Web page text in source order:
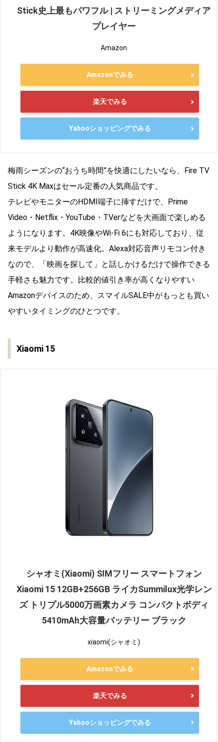
Stick史上最もパワフル | ストリーミングメディア
プレイヤー
Amazon
Amazonでみる
楽天でみる
Yahooショッピングでみる
梅雨シーズンの“おうち時間”を快適にしたいなら、Fire TV
Stick 4K Maxはセール定番の人気商品です。
テレビやモニターのHDMI端子に挿すだけで、Prime
Video・Netflix・YouTube・TVerなどを大画面で楽しめる
ようになります。4K映像やWi-Fi 6にも対応しており、従
来モデルより動作が高速化。Alexa対応音声リモコン付き
なので、「映画を探して」と話しかけるだけで操作できる
手軽さも魅力です。比較的値引き率が高くなりやすい
Amazonデバイスのため、スマイルSALE中がもっとも買い
やすいタイミングのひとつです。
Xiaomi 15
シャオミ(Xiaomi) SIMフリー スマートフォン
Xiaomi 15 12GB+256GB ライカSummilux光学レン
ズ トリプル5000万画素カメラ コンパクトボディ
5410mAh大容量バッテリー ブラック
xiaomi(シャオミ)
Amazonでみる
楽天でみる
Yahooショッピングでみる